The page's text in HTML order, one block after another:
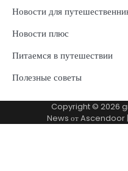
Новости для
Новости плюс
Питаемся в путешествии
Полезные советы
Copyright © 2026
News отAscendoor